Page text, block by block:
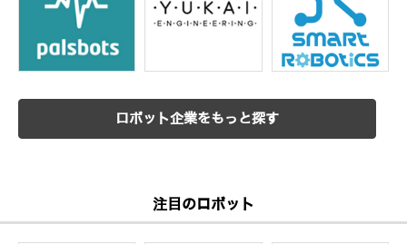
ロボット企業をもっと探す
注目のロボット